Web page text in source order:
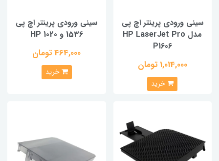
سینی ورودی پرینتر اچ پی
مدل HP LaserJet Pro
P1606
1,014,000 تومان
خرید
سینی ورودی پرینتر اچ پی
1536 و HP 1020
464,000 تومان
خرید